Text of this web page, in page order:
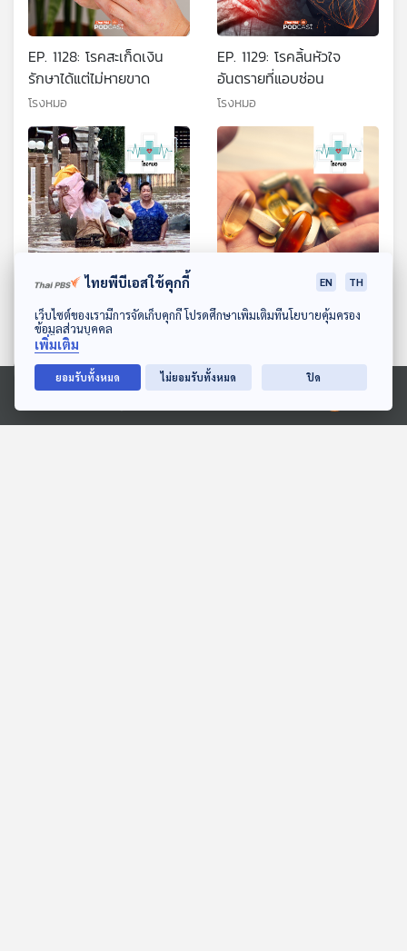
ดาวน์โหลด Thai PBS Podcast Application
Ⓒ 2020 องค์การกระจายเสียงและแพร่ภาพสาธารณะแห่งประเทศไทย
EP. 1128: โรคสะเก็ดเงิน
รักษาได้แต่ไม่หายขาด
โรงหมอ
EP. 1129: โรคลิ้นหัวใจ
อันตรายที่แอบซ่อน
โรงหมอ
EP. 1130: ความเสี่ยงจาก
โรคที่มากับน้ำท่วม
โรงหมอ
EP. 1131: อย่าพลาดกับเรื่อง
ที่ต้องรู้ ก่อนเลือกซื้อหรือกิน
ตอนที่เกี่ยวข้อง
ไทยพีบีเอสใช้คุกกี้ EN TH
เว็บไซต์ของเรามีการจัดเก็บคุกกี้ โปรดศึกษาเพิ่มเติมที่นโยบายคุ้มครอง
ข้อมูลส่วนบุคคล
เพิ่มเติม
ยอมรับทั้งหมด ไม่ยอมรับทั้งหมด ปิด